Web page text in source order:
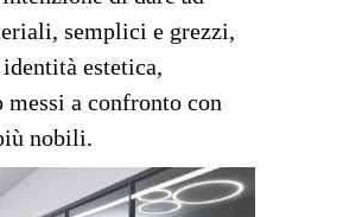
semplici e grezzi,
estetica,
messi a confronto con
nobili.